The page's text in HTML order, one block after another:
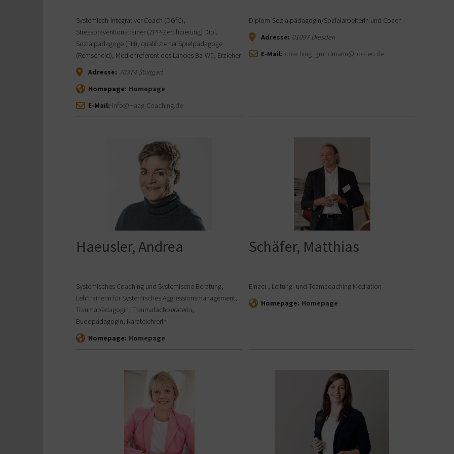
Systemisch-integrativer Coach (DGfC),
Stresspräventionstrainer (ZPP-Zertifizierung) Dipl.
Sozialpädagoge (FH), qualifizierter Spielpädagoge
(Remscheid), Medienreferent des Landes Ba-Wü, Erzieher
Adresse: 70374 Stuttgart
Homepage: Homepage
E-Mail: Info@Haag-Coaching.de
Diplom-Sozialpädagogin/Sozialarbeiterin und Coach
Adresse: 01097Dresden
E-Mail: coaching_grundmann@posteo.de
Haeusler, Andrea
Systemisches Coaching und Systemische Beratung,
Lehrtrainerin für Systemisches Aggressionsmanagement,
Traumapädagogin, Traumafachberaterin,
Budopädagogin, Karatelehrerin
Homepage: Homepage
Schäfer, Matthias
Einzel-, Leitung- und Teamcoaching Mediation
Homepage: Homepage